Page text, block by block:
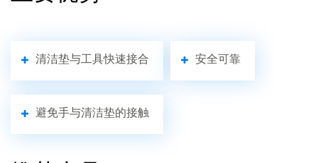
清洁垫与工具快速接合 安全可靠
避免手与清洁垫的接触